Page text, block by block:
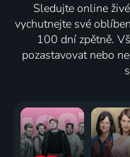
Sledujte online
vychutnejte své
100 dní zpětně.
pozastavovat nebo